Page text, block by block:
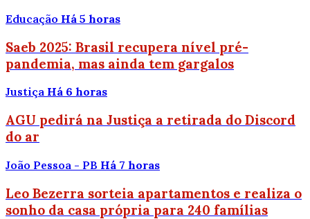
Educação Há 5 horas
Saeb 2025: Brasil recupera nível pré-
pandemia, mas ainda tem gargalos
Justiça Há 6 horas
AGU pedirá na Justiça a retirada do Discord
do ar
João Pessoa - PB Há 7 horas
Leo Bezerra sorteia apartamentos e realiza o
sonho da casa própria para 240 famílias